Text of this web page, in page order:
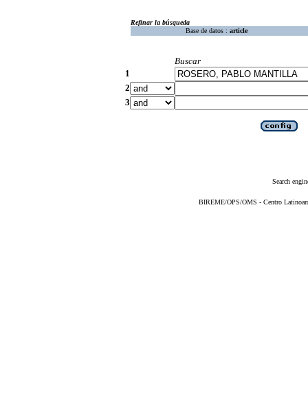
Refinar la búsqueda
Base de datos : article
Buscar
1
2
3
Search
BIREME/OPS/OMS - Centro